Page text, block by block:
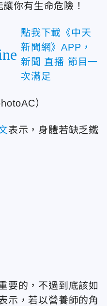
你有生命危險！
點我下載《中天
新聞網》APP，
新聞 直播 節目一
次滿足
）
表示，身體若缺乏鐵
要的，不過到底該如
示，若以營養師的角